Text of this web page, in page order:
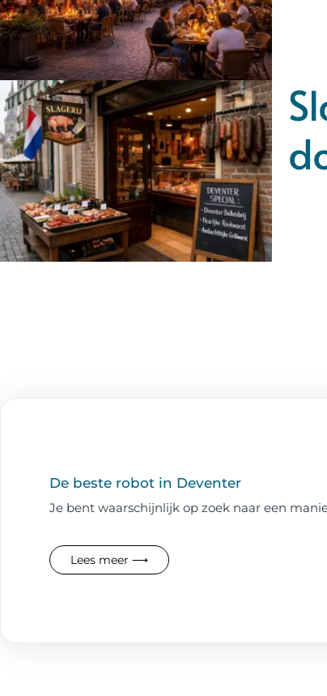
De beste robot in Deventer
Je bent waarschijnlijk op zoek naar een
Lees meer ⟶